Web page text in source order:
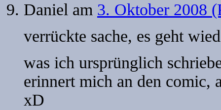
Daniel am 3. Oktober 2008
verrückte sache, es geht
was ich ursprünglich
erinnert mich an den comic,
xD